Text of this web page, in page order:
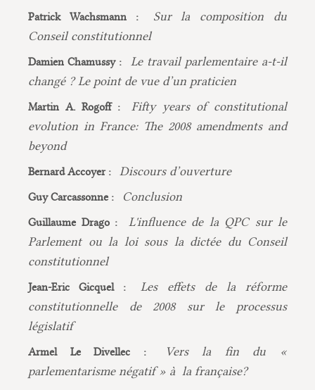
Patrick Wachsmann :
Sur la composition du
Conseil constitutionnel
Damien Chamussy :
Le travail parlementaire a-t-il
changé ? Le point de vue d’un praticien
Martin A. Rogoff :
Fifty years of constitutional
evolution in France: The 2008 amendments and
beyond
Bernard Accoyer : Discours d’ouverture
Guy Carcassonne : Conclusion
Guillaume Drago :
L'influence de la QPC sur le
Parlement ou la loi sous la dictée du Conseil
constitutionnel
Jean-Eric Gicquel :
Les effets de la réforme
constitutionnelle de 2008 sur le processus
législatif
Armel Le Divellec :
Vers la fin du «
parlementarisme négatif » à la française?